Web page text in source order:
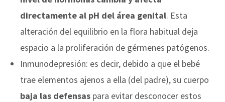
directamente al pH del área genital. Esta
alteración del equilibrio en la flora habitual deja
espacio a la proliferación de gérmenes patógenos.
Inmunodepresión: es decir, debido a que el bebé
trae elementos ajenos a ella (del padre), su cuerpo
baja las defensas para evitar desconocer estos